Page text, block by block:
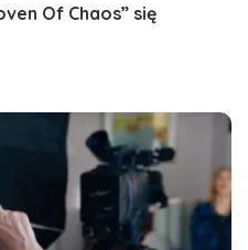
Of Chaos” się